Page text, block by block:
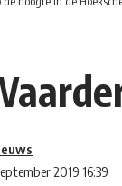
2019 16:39